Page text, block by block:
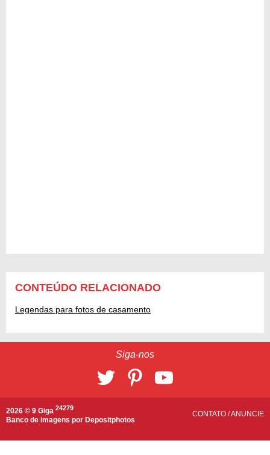
CONTEÚDO RELACIONADO
Legendas para fotos de casamento
Siga-nos
2026 © 9 Giga 24279
Banco de imagens por Depositphotos
CONTATO /ANUNCIE